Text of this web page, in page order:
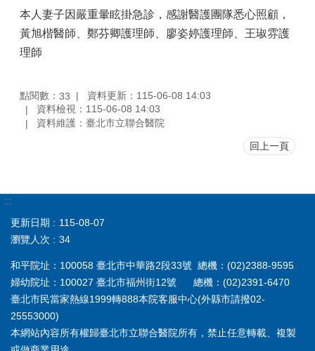
本人妻子因嚴重暈眩掛急診，感謝醫護團隊悉心照顧，
黃旭楷醫師、鄭芬卿護理師、廖姿婷護理師、王琡雰護
理師
點閱數： 33
資料更新：115-06-08 14:03
資料檢視：115-06-08 14:03
資料維護：臺北市立聯合醫院
回上一頁
:::
更新日期
115-08-07
瀏覽人次
34
和平院址：100058 臺北市中華路2段33號 總機：(02)2388-9595
婦幼院址：100027 臺北市福州街12號 總機：(02)2391-6470
臺北市民當家熱線1999轉888本院客服中心(外縣市請撥02-
25553000)
本網站內容所有權歸臺北市立聯合醫院所有，禁止任意轉載、複製